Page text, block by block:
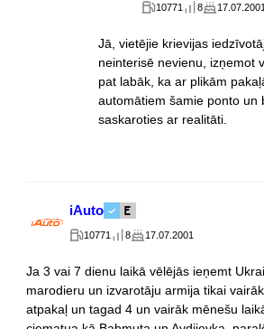
10771 8 17.07.2001
Jā, vietējie krievijas
neinterisē nevienu, izņemot
pat labāk, ka ar plikām
automātiem šamie ponto un
saskaroties ar realitāti.
iAuto
10771 8 17.07.2001
Ja 3 vai 7 dienu laikā vēlējās ieņemt
marodieru un izvarotāju armija tikai
atpakaļ un tagad 4 un vairāk mēnešu